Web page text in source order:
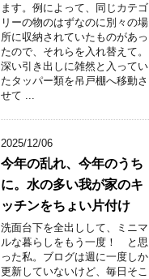
ます。例によって、同じカテゴ
リーの物のはずなのに別々の場
所に収納されていたものがあっ
たので、それらを入れ替えて。
深い引き出しに雑然と入ってい
たタッパー類を吊戸棚へ移動さ
せて ...
2025/12/06
今年の乱れ、今年のうち
に。水の多い我が家のキ
ッチンをちょい片付け
洗面台下を全出しして、ミニマ
ルな暮らしをもう一度！ と思
った私。ブログは週に一度しか
更新していないけど、毎日そこ